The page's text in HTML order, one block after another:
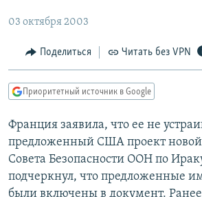
навигации
Вернутся
КУЛЬТУРА
IDEL.РЕАЛИИ
КАВКАЗ.РЕАЛИИ
СИБИРЬ.РЕАЛИИ
РАСПИСАНИЕ ВЕЩАНИЯ
ПОДПИШИТЕСЬ НА РАССЫЛКУ
03 октября 2003
Поделиться Читать без VPN
Приоритетный источник в Google
Франция заявила, что ее не
предложенный США проект
Совета Безопасности ООН по
подчеркнул, что предложенные
были включены в документ.